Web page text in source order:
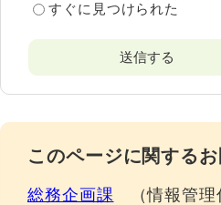
すぐに見つけられた
このページに関する
総務企画課
情報管理